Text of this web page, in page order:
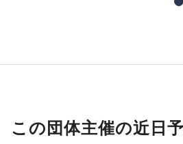
この団体主催の近日